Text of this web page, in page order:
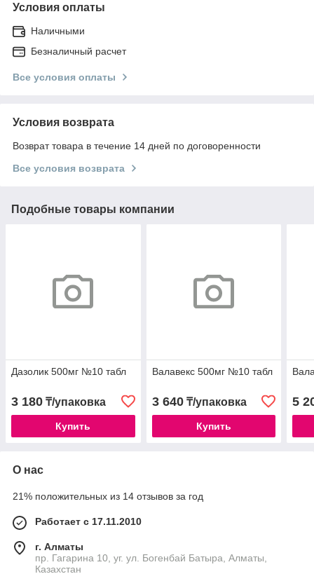
Условия оплаты
Наличными
Безналичный расчет
Все условия оплаты
Условия возврата
Возврат товара в течение 14 дней по договоренности
Все условия возврата
Подобные товары компании
Дазолик 500мг №10 табл
3 180 ₸/упаковка
Купить
Валавекс 500мг №10 табл
3 640₸/упаковка
Купить
5
О нас
21% положительных из 14 отзывов за год
Работает с 17.11.2010
г. Алматы
пр. Гагарина 10, уг. ул. Богенбай Батыра, Алматы,
Казахстан